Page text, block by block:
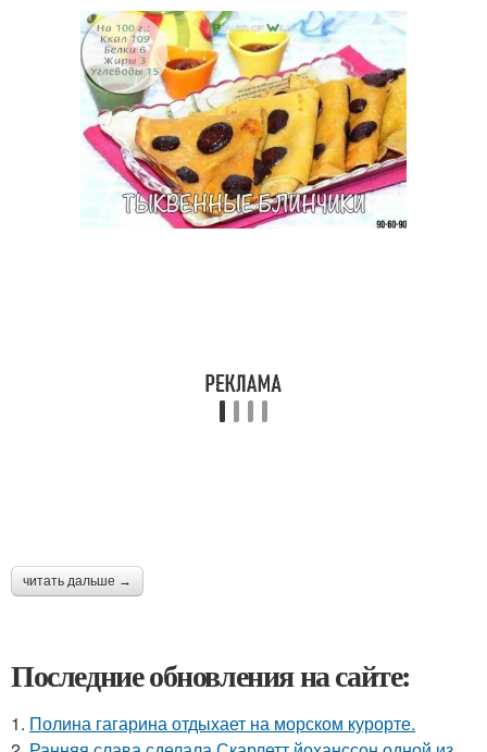
читать дальше →
Последние обновления на сайте:
1. Полина гагарина отдыхает на морском курорте.